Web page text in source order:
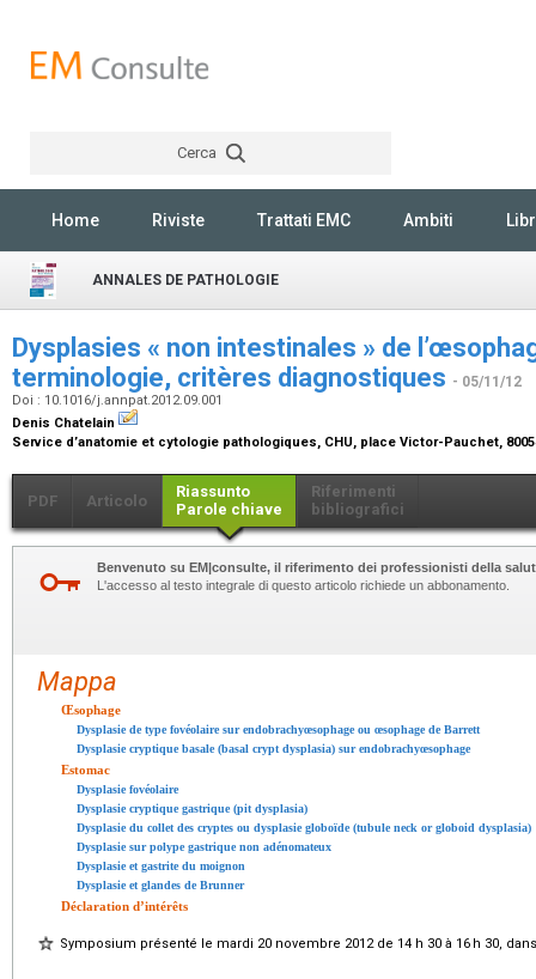
Cerca
Home Riviste Trattati EMC Ambiti
ANNALES DE PATHOLOGIE
Dysplasies « non intestinales » de
terminologie, critères diagnostiques - 05/11/12
Doi : 10.1016/j.annpat.2012.09.001
Denis Chatelain
Service d’anatomie et cytologie pathologiques, CHU, place Victor-Pauchet,
PDF Articolo
Riassunto
Parole chiave
Riferimenti
bibliografici
Benvenuto su EM|consulte, il riferimento dei professionisti della
L'accesso al testo integrale di questo articolo richiede un abbonamento.
Mappa
Œsophage
Dysplasie de type fovéolaire sur endobrachyœsophage ou œsophage de Barrett
Dysplasie cryptique basale (basal crypt dysplasia) sur endobrachyœsophage
Estomac
Dysplasie fovéolaire
Dysplasie cryptique gastrique (pit dysplasia)
Dysplasie du collet des cryptes ou dysplasie globoïde (tubule neck or globoid dysplasia)
Dysplasie sur polype gastrique non adénomateux
Dysplasie et gastrite du moignon
Dysplasie et glandes de Brunner
Déclaration d’intérêts
Symposium présenté le mardi 20 novembre 2012 de 14 h 30 à 16 h 30,